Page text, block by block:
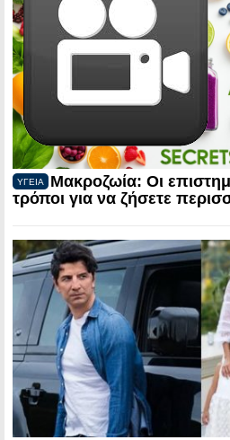
ΥΓΕΙΑ
Μακροζωία: Οι
τρόποι για να ζήσετε